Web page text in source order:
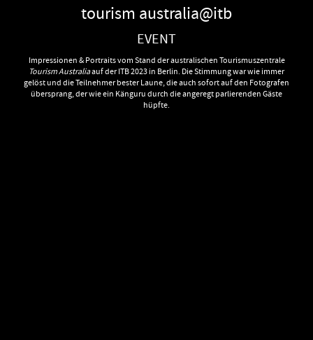
tourism australia@itb
EVENT
Impressionen & Portraits vom Stand der australischen Tourismuszentrale
Tourism Australiaauf der ITB 2023 in Berlin. Die Stimmung war wie immer
gelöst und die Teilnehmer bester Laune, die auch sofort auf den Fotografen
übersprang, der wie ein Känguru durch die angeregt parlierenden Gäste
hüpfte.